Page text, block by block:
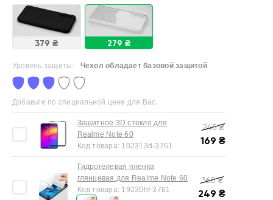
379 ₴ 279 ₴
Уровень защиты: Чехол обладает базовой защитой
Добавьте по специальной цене для Вас
Защитное 3D стекло для
Realme Note 60
Код товара: 102313d-3761
245₴
169 ₴
Гидрогелевая пленка
глянцевая для Realme Note 60
Код товара: 19230hf-3761
360₴
249 ₴